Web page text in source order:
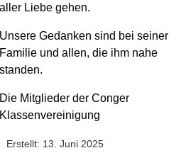
aller Liebe gehen.
Unsere Gedanken sind bei seiner
Familie und allen, die ihm nahe
standen.
Die Mitglieder der Conger
Klassenvereinigung
Erstellt: 13. Juni 2025